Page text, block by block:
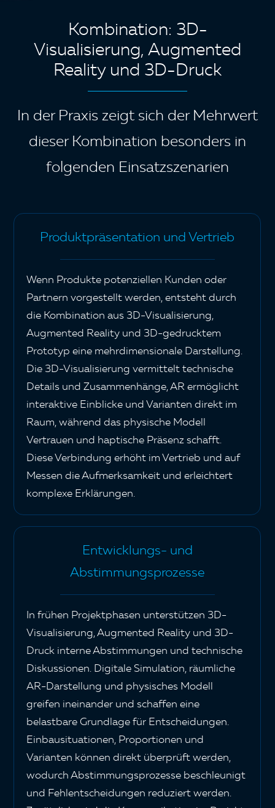
Kombination: 3D-
Visualisierung, Augmented
Reality und 3D-Druck
In der Praxis zeigt sich der Mehrwert
dieser Kombination besonders in
folgenden Einsatzszenarien
Produktpräsentation und Vertrieb
Wenn Produkte potenziellen Kunden oder
Partnern vorgestellt werden, entsteht durch
die Kombination aus 3D-Visualisierung,
Augmented Reality und 3D-gedrucktem
Prototyp eine mehrdimensionale Darstellung.
Die 3D-Visualisierung vermittelt technische
Details und Zusammenhänge, AR ermöglicht
interaktive Einblicke und Varianten direkt im
Raum, während das physische Modell
Vertrauen und haptische Präsenz schafft.
Diese Verbindung erhöht im Vertrieb und auf
Messen die Aufmerksamkeit und erleichtert
komplexe Erklärungen.
Entwicklungs- und
Abstimmungsprozesse
In frühen Projektphasen unterstützen 3D-
Visualisierung, Augmented Reality und 3D-
Druck interne Abstimmungen und technische
Diskussionen. Digitale Simulation, räumliche
AR-Darstellung und physisches Modell
greifen ineinander und schaffen eine
belastbare Grundlage für Entscheidungen.
Einbausituationen, Proportionen und
Varianten können direkt überprüft werden,
wodurch Abstimmungsprozesse beschleunigt
und Fehlentscheidungen reduziert werden.